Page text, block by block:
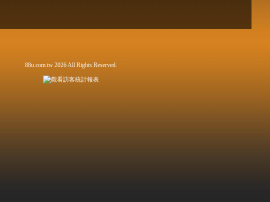
88u.com.tw 2026 All Rights Reserved.